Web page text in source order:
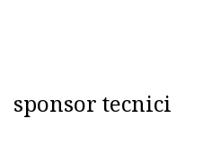
sponsor tecnici